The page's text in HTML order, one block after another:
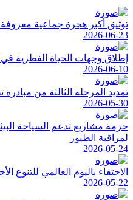
توثيق أكبر هجرة جماعية
2026-06-23
إطلاق وجهات الحياة الفطرية في
2026-06-10
تمديد المرحلة الثالثة من
2026-05-30
حزمة مشاريع تدعم السياحة
لمراقبة الطيور
2026-05-24
الاحتفاء باليوم العالمي للتنوع
2026-05-22